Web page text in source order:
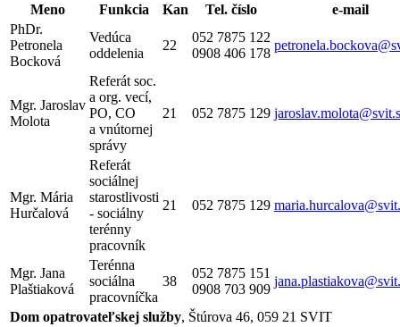
Meno Funkcia Kan Tel. číslo
e-mail
PhDr.
Petronela
Bocková
Vedúca
oddelenia
22
052 7875 122
0908 406 178
Mgr. Jaroslav
Molota
Referát soc.
a org. vecí,
PO, CO
a vnútornej
správy
21 052 7875 129
Mgr. Mária
Hurčalová
Referát
sociálnej
starostlivosti
- sociálny
terénny
pracovník
21 052 7875 129
Mgr. Jana
Plaštiaková
Terénna
sociálna
pracovníčka
38
052 7875 151
0908 703 909
Dom opatrovateľskej služby, Štúrova 46, 059 21 SVIT